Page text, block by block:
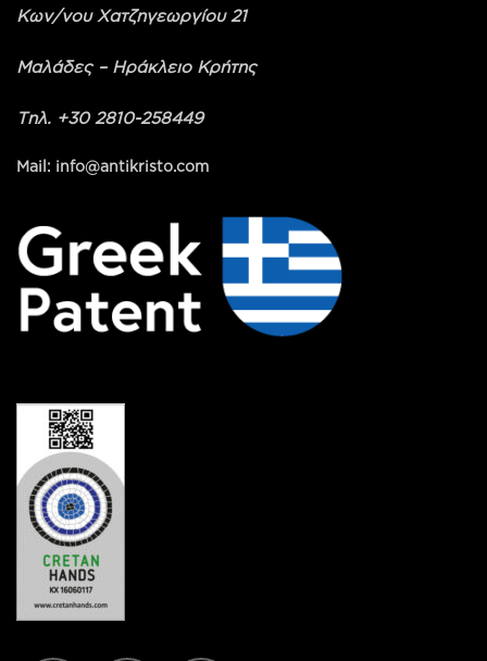
Κων/νου Χατζηγεωργίου 21
Μαλάδες – Ηράκλειο Κρήτης
Τηλ. +30 2810-258449
Mail: info@antikristo.com